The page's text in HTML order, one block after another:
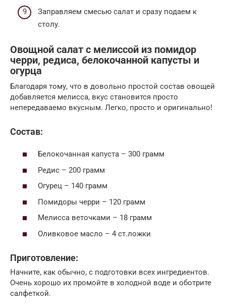
Заправляем смесью салат и сразу подаем к
столу.
Овощной салат с мелиссой из помидор
черри, редиса, белокочанной капусты и
огурца
Благодаря тому, что в довольно простой состав овощей
добавляется мелисса, вкус становится просто
непередаваемо вкусным. Легко, просто и оригинально!
Состав:
Белокочанная капуста – 300 грамм
Редис – 200 грамм
Огурец – 140 грамм
Помидоры черри – 120 грамм
Мелисса веточками – 18 грамм
Оливковое масло – 4 ст.ложки
Приготовление:
Начните, как обычно, с подготовки всех ингредиентов.
Очень хорошо их промойте в холодной воде и оботрите
салфеткой.